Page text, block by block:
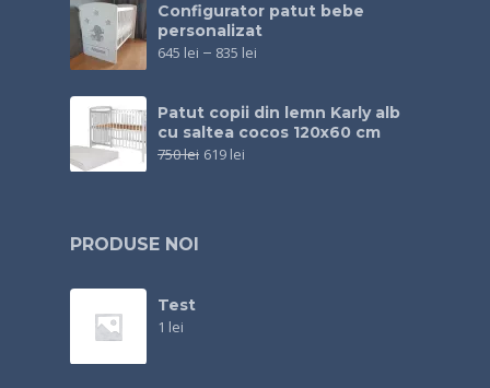
Configurator patut bebe
personalizat
645 lei – 835 lei
Patut copii din lemn Karly alb
cu saltea cocos 120x60 cm
750lei 619 lei
PRODUSE NOI
Test
1 lei